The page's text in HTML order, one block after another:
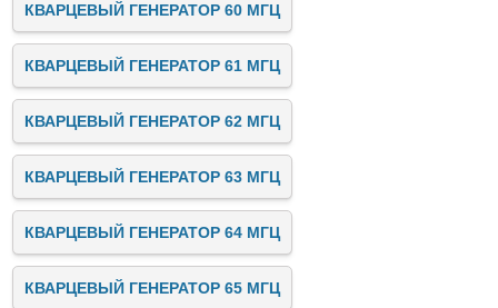
КВАРЦЕВЫЙ ГЕНЕРАТОР 60 МГЦ
КВАРЦЕВЫЙ ГЕНЕРАТОР 61 МГЦ
КВАРЦЕВЫЙ ГЕНЕРАТОР 62 МГЦ
КВАРЦЕВЫЙ ГЕНЕРАТОР 63 МГЦ
КВАРЦЕВЫЙ ГЕНЕРАТОР 64 МГЦ
КВАРЦЕВЫЙ ГЕНЕРАТОР 65 МГЦ